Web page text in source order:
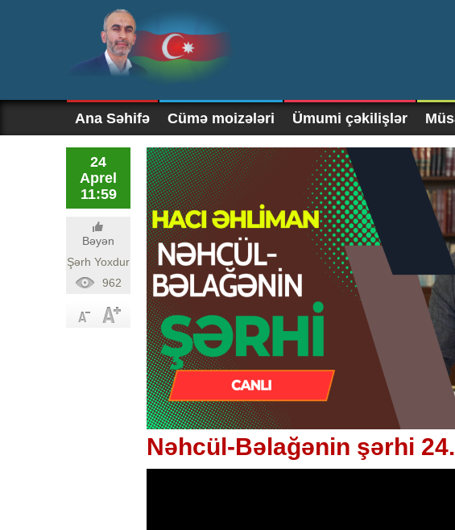
Ana Səhifə Cümə moizələri Ümumi çəkilişlər
24
Aprel
11:59
Bəyən
Şərh Yoxdur
962
Nəhcül-Bəlağənin şərhi